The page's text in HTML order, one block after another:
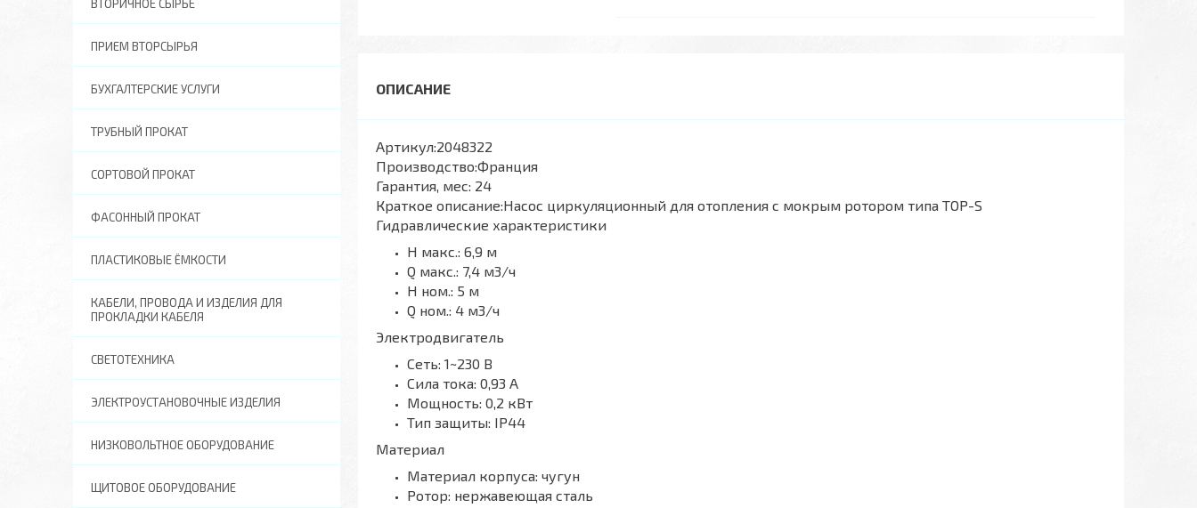
Артикул:2048322
Производство:Франция
Гарантия, мес: 24
Краткое описание:Насос циркуляционный для отопления с мокрым ротором типа TOP-S
Гидравлические характеристики
H макс.: 6,9 м
Q макс.: 7,4 м3/ч
H ном.: 5 м
Q ном.: 4 м3/ч
Электродвигатель
Сеть: 1~230 В
Сила тока: 0,93 А
Мощность: 0,2 кВт
Тип защиты: IP44
Материал
Материал корпуса: чугун
Ротор: нержавеющая сталь
ВТОРИЧНОЕ СЫРЬЕ
ПРИЕМ ВТОРСЫРЬЯ
БУХГАЛТЕРСКИЕ УСЛУГИ
ТРУБНЫЙ ПРОКАТ
СОРТОВОЙ ПРОКАТ
ФАСОННЫЙ ПРОКАТ
ПЛАСТИКОВЫЕ ЁМКОСТИ
КАБЕЛИ, ПРОВОДА И ИЗДЕЛИЯ ДЛЯ
ПРОКЛАДКИ КАБЕЛЯ
СВЕТОТЕХНИКА
ЭЛЕКТРОУСТАНОВОЧНЫЕ ИЗДЕЛИЯ
НИЗКОВОЛЬТНОЕ ОБОРУДОВАНИЕ
ЩИТОВОЕ ОБОРУДОВАНИЕ